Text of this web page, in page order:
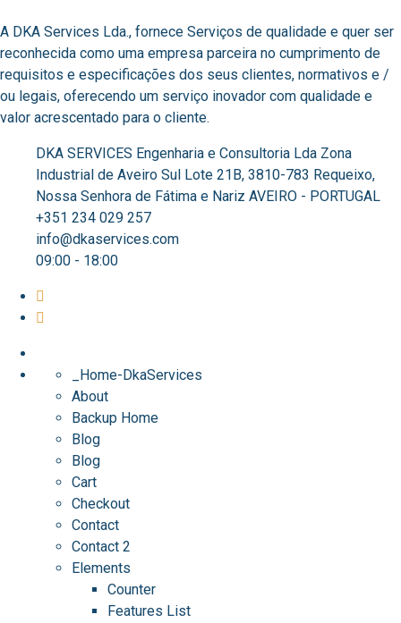
A DKA Services Lda., fornece Serviços de qualidade e quer ser
reconhecida como uma empresa parceira no cumprimento de
requisitos e especificações dos seus clientes, normativos e /
ou legais, oferecendo um serviço inovador com qualidade e
valor acrescentado para o cliente. ​
DKA SERVICES Engenharia e Consultoria Lda Zona
Industrial de Aveiro Sul Lote 21B, 3810-783 Requeixo,
Nossa Senhora de Fátima e Nariz AVEIRO - PORTUGAL
+351 234 029 257
info@dkaservices.com
09:00 - 18:00
_Home-DkaServices
About
Backup Home
Blog
Blog
Cart
Checkout
Contact
Contact 2
Elements
Counter
Features List